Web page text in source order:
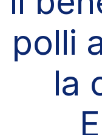
polli
la